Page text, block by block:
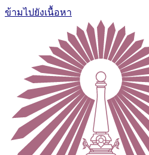
ข้ามไปยังเนื้อหา